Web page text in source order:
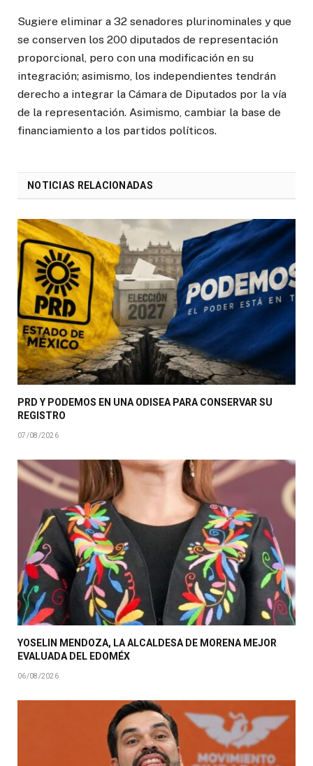
Sugiere eliminar a 32 senadores plurinominales y que
se conserven los 200 diputados de representación
proporcional, pero con una modificación en su
integración; asimismo, los independientes tendrán
derecho a integrar la Cámara de Diputados por la vía
de la representación. Asimismo, cambiar la base de
financiamiento a los partidos políticos.
NOTICIAS RELACIONADAS
PRD Y PODEMOS EN UNA ODISEA PARA CONSERVAR SU
REGISTRO
07/08/2026
YOSELIN MENDOZA, LA ALCALDESA DE MORENA MEJOR
EVALUADA DEL EDOMÉX
06/08/2026